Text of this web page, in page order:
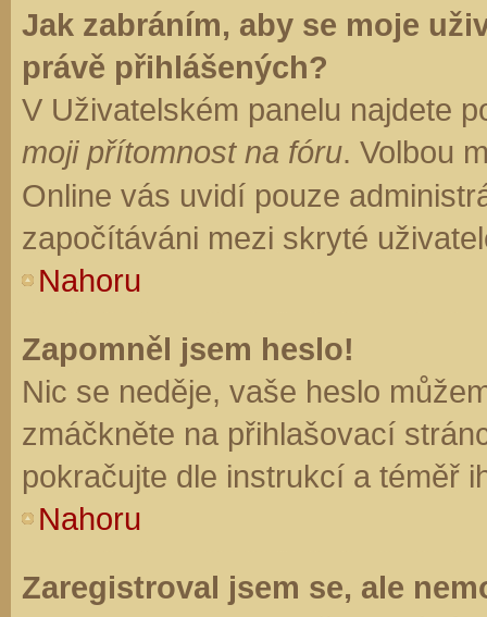
Jak zabráním, aby se moje
právě přihlášených?
V Uživatelském panelu najdete
moji přítomnost na fóru. Volbou
Online vás uvidí pouze
započítáváni mezi skryté
Nahoru
Zapomněl jsem heslo!
Nic se neděje, vaše heslo
zmáčkněte na přihlašovací
pokračujte dle instrukcí a téměř
Nahoru
Zaregistroval jsem se, ale